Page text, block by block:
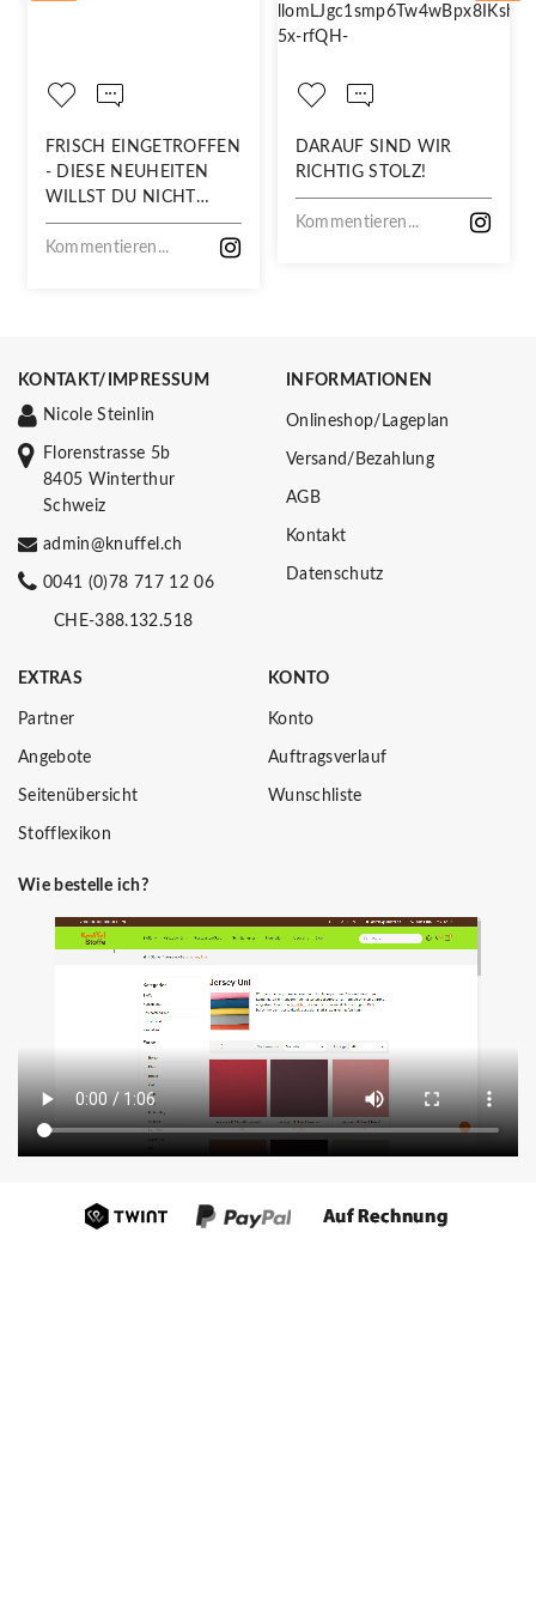
FRISCH EINGETROFFEN
- DIESE NEUHEITEN
WILLST DU NICHT
VERPASSEN!
Kommentieren...
DARAUF SIND WIR
RICHTIG STOLZ!
Kommentieren...
KONTAKT/IMPRESSUM
Nicole Steinlin
Florenstrasse 5b
8405 Winterthur
Schweiz
admin@knuffel.ch
0041 (0)78 717 12 06
CHE-388.132.518
INFORMATIONEN
Onlineshop/Lageplan
Versand/Bezahlung
AGB
Kontakt
Datenschutz
EXTRAS
Partner
Angebote
Seitenübersicht
Stofflexikon
KONTO
Konto
Auftragsverlauf
Wunschliste
Wie bestelle ich?